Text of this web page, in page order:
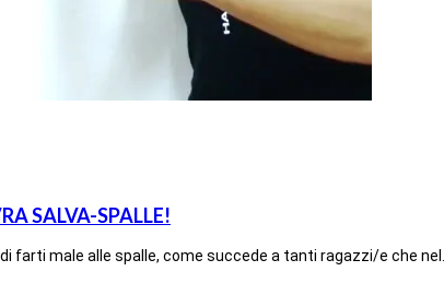
SALVA-SPALLE!
farti male alle spalle, come succede a tanti ragazzi/e che nel…